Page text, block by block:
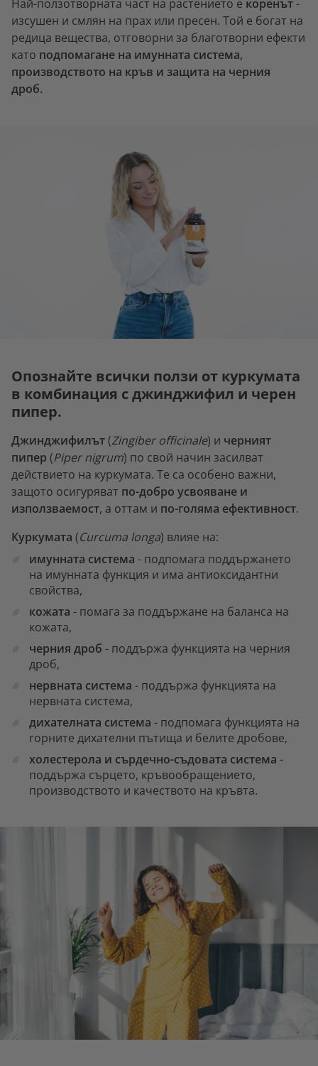
Най-ползотворната част на растението е коренът-
изсушен и смлян на прах или пресен. Той е богат на
редица вещества, отговорни за благотворни ефекти
като подпомагане на имунната система,
производството на кръв и защита на черния
дроб.
Опознайте всички ползи от куркумата
в комбинация с джинджифил и черен
пипер.
Джинджифилът(Zingiber officinale) и черният
пипер (Piper nigrum) по свой начин засилват
действието на куркумата. Те са особено важни,
защото осигуряват по-добро усвояване и
използваемост, а оттам и по-голяма ефективност.
Куркумата (Curcuma longa) влияе на:
имунната система - подпомага поддържането
на имунната функция и има антиоксидантни
свойства,
кожата - помага за поддържане на баланса на
кожата,
черния дроб - поддържа функцията на черния
дроб,
нервната система - поддържа функцията на
нервната система,
дихателната система - подпомага функцията на
горните дихателни пътища и белите дробове,
холестерола и сърдечно-съдовата система -
поддържа сърцето, кръвообращението,
производството и качеството на кръвта.